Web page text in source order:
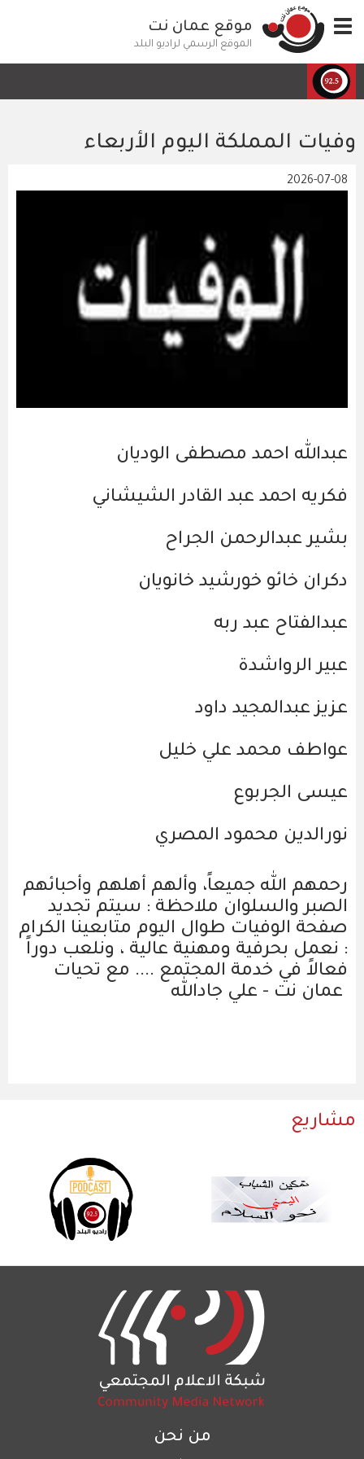
إلى
المحتوى
الرئيسي
Toggle
navigation
موقع عمان نت
الموقع الرسمي لراديو البلد
وفيات المملكة اليوم الأربعاء
2026-07-08
عبدالله احمد مصطفى الوديان
فكريه احمد عبد القادر الشيشاني
بشير عبدالرحمن الجراح
دكران خائو خورشيد خانويان
عبدالفتاح عبد ربه
عبير الرواشدة
عزيز عبدالمجيد داود
عواطف محمد علي خليل
عيسى الجربوع
نورالدين محمود المصري
رحمهم الله جميعاً، وألهم أهلهم وأحبائهم
الصبر والسلوان ملاحظة : سيتم تجديد
صفحة الوفيات طوال اليوم متابعينا الكرام
: نعمل بحرفية ومهنية عالية ، ونلعب دوراً
فعالاً في خدمة المجتمع .... مع تحيات
عمان نت - علي جادالله
مشاريع
من نحن